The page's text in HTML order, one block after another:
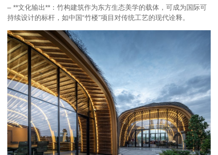
– **文化输出**：竹构建筑作为东方生态美学的载体，可成为国际可
持续设计的标杆，如中国“竹楼”项目对传统工艺的现代诠释。